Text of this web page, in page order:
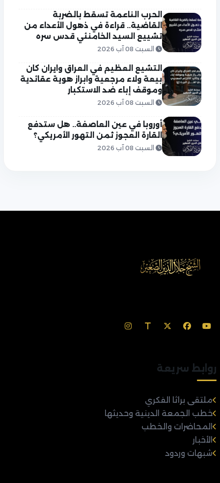
الحرب الناعمة تسقط بالضربة
القاضية.. قراءة في ذهول الأعداء من
تشييع السيد الخامنئي قدس سره
السبت 08 آب 2026
التشيع العظيم في العراق وايران كان
بيعة ولاء مرجعية وابراز هوية عقائدية
وموقف إباء ضد الاستكبار
السبت 08 آب 2026
أوروبا في عين العاصفة.. هل ستدفع
القارة العجوز ثمن التهور الأمريكي؟
السبت 08 آب 2026
روابط سريعة
ملتقى براثا الفكري
خطب الجمعة الدينية وحديثها
المحاضرات والخطب
الأخبار
شبهات وردود